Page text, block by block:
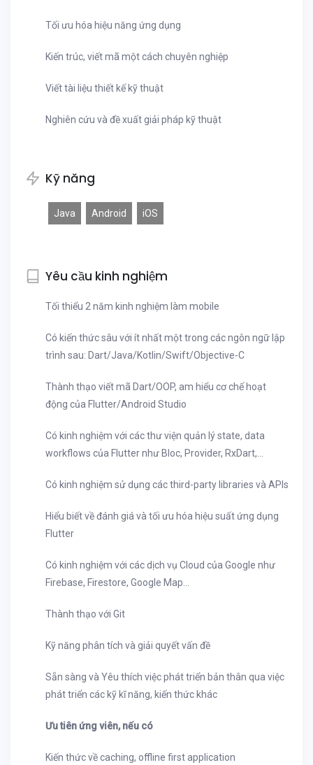
Tối ưu hóa hiệu năng ứng dụng
Kiến trúc, viết mã một cách chuyên nghiệp
Viết tài liệu thiết kế kỹ thuật
Nghiên cứu và đề xuất giải pháp kỹ thuật
Kỹ năng
Java Android iOS
Yêu cầu kinh nghiệm
Tối thiểu 2 năm kinh nghiệm làm mobile
Có kiến thức sâu với ít nhất một trong các ngôn ngữ lập
trình sau: Dart/Java/Kotlin/Swift/Objective-C
Thành thạo viết mã Dart/OOP, am hiểu cơ chế hoạt
động của Flutter/Android Studio
Có kinh nghiệm với các thư viện quản lý state, data
workflows của Flutter như Bloc, Provider, RxDart,...
Có kinh nghiệm sử dụng các third-party libraries và APIs
Hiểu biết về đánh giá và tối ưu hóa hiệu suất ứng dụng
Flutter
Có kinh nghiệm với các dịch vụ Cloud của Google như
Firebase, Firestore, Google Map...
Thành thạo với Git
Kỹ năng phân tích và giải quyết vấn đề
Sẵn sàng và Yêu thích việc phát triển bản thân qua việc
phát triển các kỹ kĩ năng, kiến thức khác
Ưu tiên ứng viên, nếu có
Kiến thức về caching, offline first application